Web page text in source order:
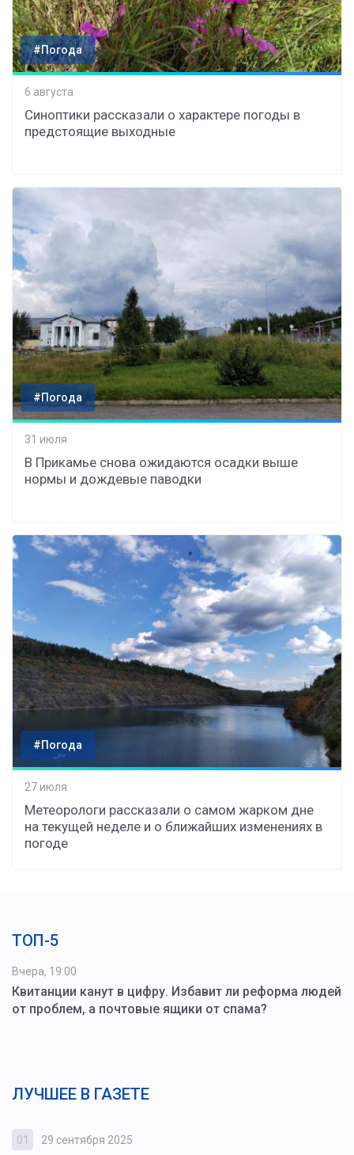
#Погода
6 августа
Синоптики рассказали о характере погоды в
предстоящие выходные
#Погода
31 июля
В Прикамье снова ожидаются осадки выше
нормы и дождевые паводки
#Погода
27 июля
Метеорологи рассказали о самом жарком дне
на текущей неделе и о ближайших изменениях в
погоде
ТОП-5
Вчера, 19:00
Квитанции канут в цифру. Избавит ли реформа людей
от проблем, а почтовые ящики от спама?
ЛУЧШЕЕ В ГАЗЕТЕ
01 29 сентября 2025